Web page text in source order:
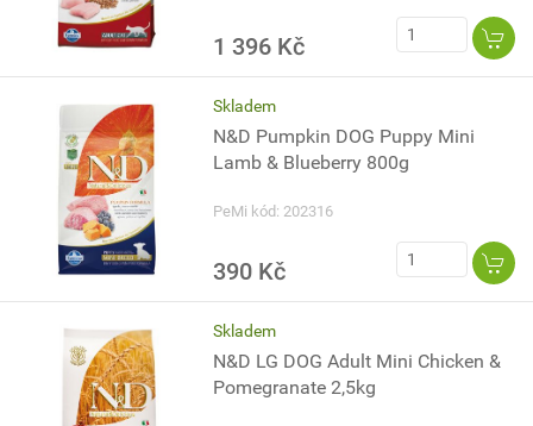
1 396 Kč
Skladem
N&D Pumpkin DOG Puppy Mini
Lamb & Blueberry 800g
PeMi kód: 202316
390 Kč
Skladem
N&D LG DOG Adult Mini Chicken &
Pomegranate 2,5kg